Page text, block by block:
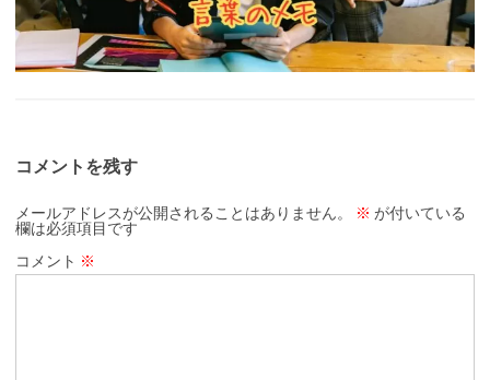
コメントを残す
メールアドレスが公開されることはありません。 ※ が付いている
欄は必須項目です
コメント ※